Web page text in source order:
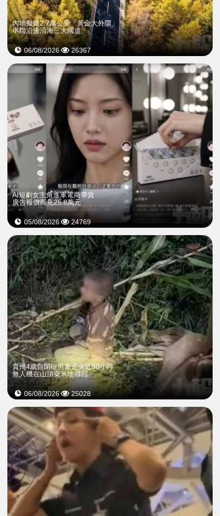
內地擬建2.7萬公里「黃金大外環」
串聯沿邊沿海三大國道
06/08/2026 26367
AI短劇女主角進軍電商帶貨
廣告報價高見25.8萬元
05/08/2026 24769
貴州4歲自閉症男童走失近80小時
無人機在山頂粟米地尋回
06/08/2026 25028